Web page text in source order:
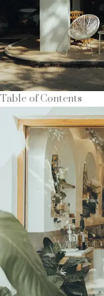
Table of Contents